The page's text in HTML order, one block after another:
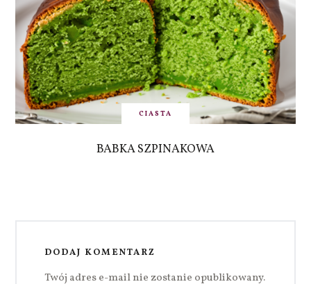
CIASTA
BABKA SZPINAKOWA
DODAJ KOMENTARZ
Twój adres e-mail nie zostanie opublikowany.